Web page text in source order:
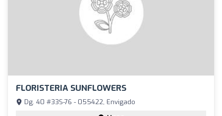
FLORISTERIA SUNFLOWERS
Dg. 40 #33S-76 - 055422, Envigado